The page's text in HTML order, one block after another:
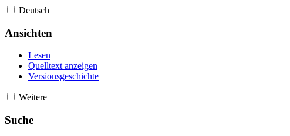
Deutsch
Ansichten
Lesen
Quelltext anzeigen
Versionsgeschichte
Weitere
Suche